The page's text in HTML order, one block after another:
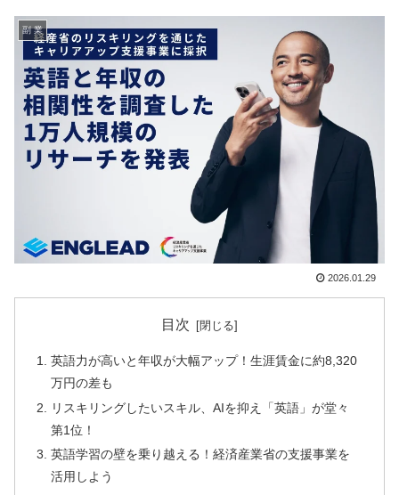
副 業
2026.01.29
目次
英語力が高いと年収が大幅アップ！生涯賃金に約8,320
万円の差も
リスキリングしたいスキル、AIを抑え「英語」が堂々
第1位！
英語学習の壁を乗り越える！経済産業省の支援事業を
活用しよう